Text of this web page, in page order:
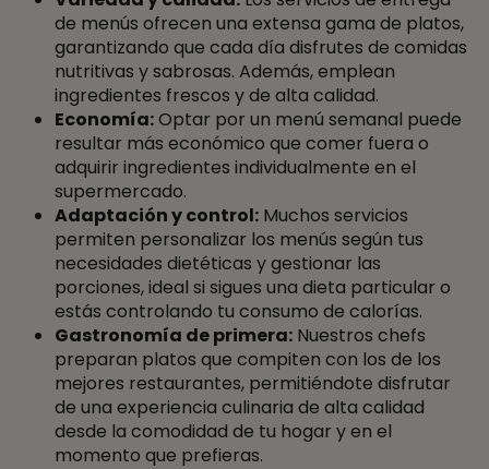
de menús ofrecen una extensa gama de platos,
garantizando que cada día disfrutes de comidas
nutritivas y sabrosas. Además, emplean
ingredientes frescos y de alta calidad.
Economía:Optar por un menú semanal puede
resultar más económico que comer fuera o
adquirir ingredientes individualmente en el
supermercado.
Adaptación y control: Muchos servicios
permiten personalizar los menús según tus
necesidades dietéticas y gestionar las
porciones, ideal si sigues una dieta particular o
estás controlando tu consumo de calorías.
Gastronomía de primera: Nuestros chefs
preparan platos que compiten con los de los
mejores restaurantes, permitiéndote disfrutar
de una experiencia culinaria de alta calidad
desde la comodidad de tu hogar y en el
momento que prefieras.